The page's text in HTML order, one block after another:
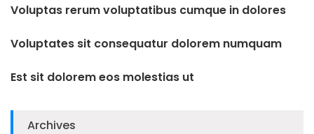
Voluptas rerum voluptatibus cumque in dolores
Voluptates sit consequatur dolorem numquam
Est sit dolorem eos molestias ut
Archives